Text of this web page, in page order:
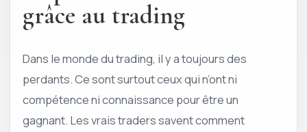
grâce au trading
Dans le monde du trading, il y a toujours des
perdants. Ce sont surtout ceux qui n’ont ni
compétence ni connaissance pour être un
gagnant. Les vrais traders savent comment